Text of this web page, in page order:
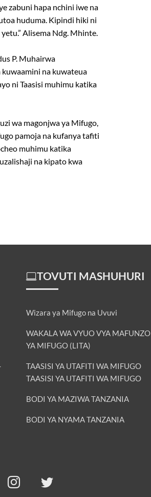
zabuni hapa nchini iwe na
huduma. Kipindi hiki ni
Alisema Ndg. Mhinte.
P. Muhairwa
na kuwateua
ni Taasisi muhimu katika
wa magonjwa ya Mifugo,
pamoja na kufanya tafiti
muhimu katika
na kipato kwa
TOVUTI MASHUHURI
Wizara ya Mifugo na Uvuvi
WAKALA WA VYUO VYA MAFUNZO
YA MIFUGO (LITA)
TAASISI YA UTAFITI WA MIFUGO
TAASISI YA UTAFITI WA MIFUGO
BODI YA MAZIWA TANZANIA
BODI YA NYAMA TANZANIA